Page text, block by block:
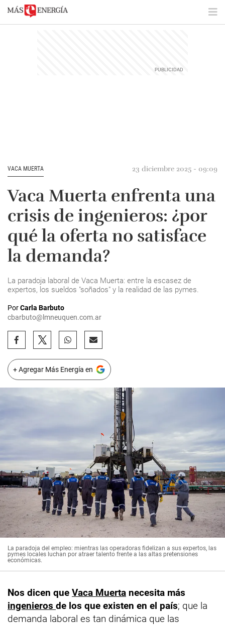
VACA MUERTA 23 diciembre 2025 - 09:09
Vaca Muerta enfrenta una
crisis de ingenieros: ¿por
qué la oferta no satisface
la demanda?
La paradoja laboral de Vaca Muerta: entre la escasez de
expertos, los sueldos "soñados" y la realidad de las pymes.
PorCarla Barbuto
cbarbuto@lmneuquen.com.ar
+ Agregar Más Energía en
La paradoja del empleo: mientras las operadoras fidelizan a sus expertos, las
pymes locales luchan por atraer talento frente a las altas pretensiones
económicas.
Nos dicen que Vaca Muerta necesita más
ingenieros de los que existen en el país; que la
demanda laboral es tan dinámica que las